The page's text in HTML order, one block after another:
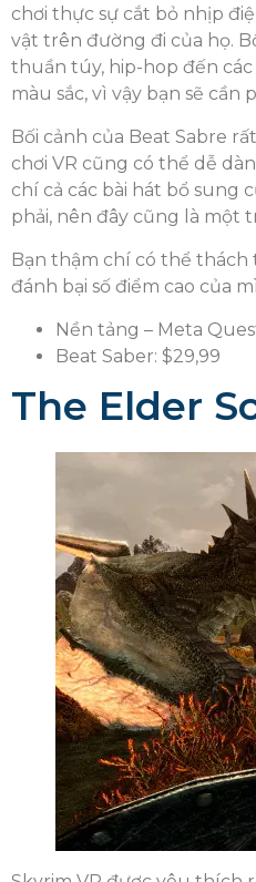
chơi thực sự cắt bỏ nhịp
vật trên đường đi của họ.
thuần túy, hip-hop đến các
màu sắc, vì vậy bạn sẽ
Bối cảnh của Beat Sabre
chơi VR cũng có thể dễ
chí cả các bài hát bổ sung
phải, nên đây cũng là một
Bạn thậm chí có thể
đánh bại số điểm cao của
Nền tảng – Meta
Beat Saber: $29,99
The Elder